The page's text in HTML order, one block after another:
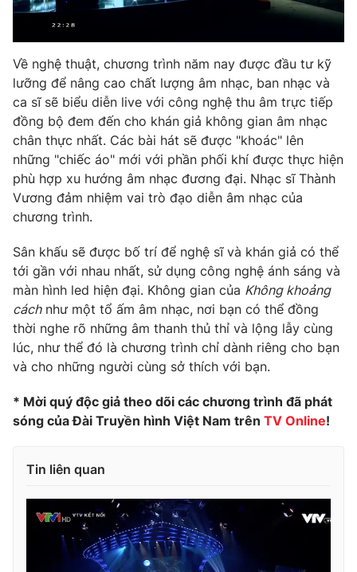
Về nghệ thuật, chương trình năm nay được đầu tư kỹ
lưỡng để nâng cao chất lượng âm nhạc, ban nhạc và
ca sĩ sẽ biểu diễn live với công nghệ thu âm trực tiếp
đồng bộ đem đến cho khán giả không gian âm nhạc
chân thực nhất. Các bài hát sẽ được "khoác" lên
những "chiếc áo" mới với phần phối khí được thực hiện
phù hợp xu hướng âm nhạc đương đại. Nhạc sĩ Thành
Vương đảm nhiệm vai trò đạo diễn âm nhạc của
chương trình.
Sân khấu sẽ được bố trí để nghệ sĩ và khán giả có thể
tới gần với nhau nhất, sử dụng công nghệ ánh sáng và
màn hình led hiện đại. Không gian của Không khoảng
cáchnhư một tổ ấm âm nhạc, nơi bạn có thể đồng
thời nghe rõ những âm thanh thủ thỉ và lộng lẫy cùng
lúc, như thể đó là chương trình chỉ dành riêng cho bạn
và cho những người cùng sở thích với bạn.
* Mời quý độc giả theo dõi các chương trình đã phát
sóng của Đài Truyền hình Việt Nam trên TV Online!
Tin liên quan